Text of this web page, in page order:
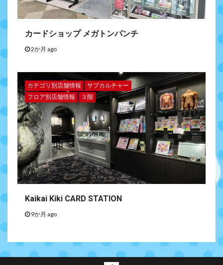
カードショップ メガトンパンチ
2か月 ago
カテゴリ別店舗情報
サブカルチャー
フロア別店舗情報
３階
Kaikai Kiki CARD STATION
9か月 ago